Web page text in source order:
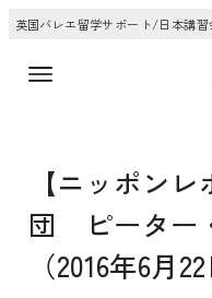
英国バレエ留学サポート/日本講
【ニッポン
団 ピーター
（2016年6月